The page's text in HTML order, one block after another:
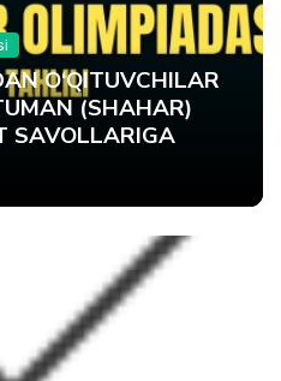
O‘QITUVCHILAR
(SHAHAR)
SAVOLLARIGA